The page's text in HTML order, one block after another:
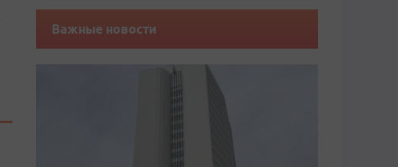
Важные новости